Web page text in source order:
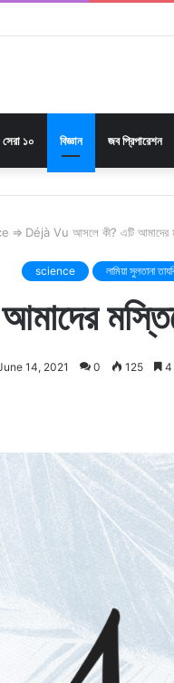
সেরা ১০ বিজ্ঞান জব প্রিপারেশন
⇒ Déjà Vu আসলে কী? এটি আমাদের
science লামিয়া সুলতানা
14, 2021 0 125 4